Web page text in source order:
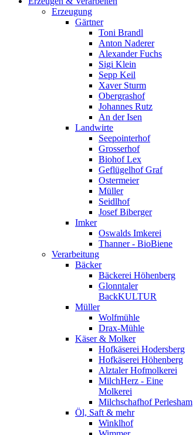
Erzeugung
Gärtner
Toni Brandl
Anton Naderer
Alexander Fuchs
Sigi Klein
Sepp Keil
Xaver Sturm
Obergrashof
Johannes Rutz
An der Isen
Landwirte
Seepointerhof
Grosserhof
Biohof Lex
Geflügelhof Graf
Ostermeier
Müller
Seidlhof
Josef Biberger
Imker
Oswalds Imkerei
Thanner - BioBiene
Verarbeitung
Bäcker
Bäckerei Höhenberg
Glonntaler
BackKULTUR
Müller
Wolfmühle
Drax-Mühle
Käser & Molker
Hofkäserei Hodersberg
Hofkäserei Höhenberg
Alztaler Hofmolkerei
MilchHerz - Eine
Molkerei
Milchschafhof Perlesham
Öl, Saft & mehr
Winklhof